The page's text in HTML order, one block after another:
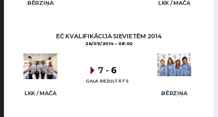
BĒRZIŅA LKK / MAČA
EČ KVALIFIKĀCIJA SIEVIETĒM 2014
26/09/2014 08:00
LKK / MAČA BĒRZIŅA
7 - 6
GALA REZULTĀTS